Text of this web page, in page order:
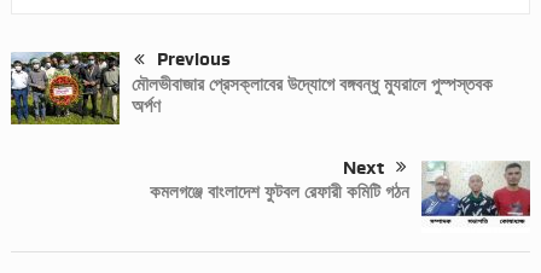
Previous
মৌলভীবাজার প্রেসক্লাবের উদ্যোগে বঙ্গবন্ধু ম্যুরালে পুস্পস্তবক
অর্পণ
Next
কমলগঞ্জে বাংলাদেশ ফুটবল রেফারী কমিটি গঠন